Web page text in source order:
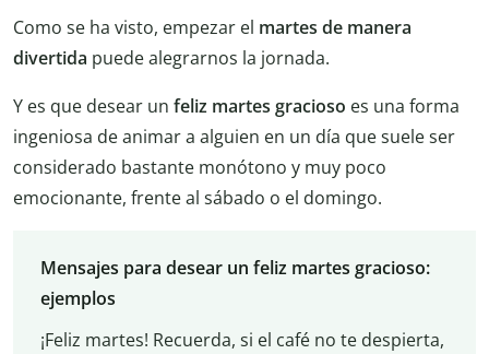
Como se ha visto, empezar el martes de manera
divertida puede alegrarnos la jornada.
Y es que desear un feliz martes gracioso es una forma
ingeniosa de animar a alguien en un día que suele ser
considerado bastante monótono y muy poco
emocionante, frente al sábado o el domingo.
Mensajes para desear un feliz martes gracioso:
ejemplos
¡Feliz martes! Recuerda, si el café no te despierta,